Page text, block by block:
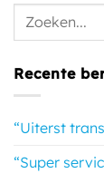
Recente
“Uiterst
“Super